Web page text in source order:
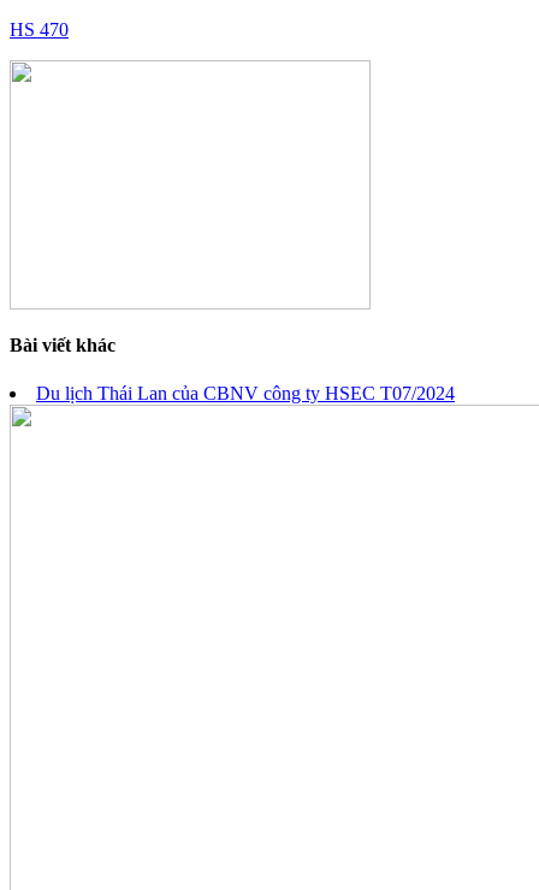
HS 470
Bài viết khác
Du lịch Thái Lan của CBNV công ty HSEC T07/2024